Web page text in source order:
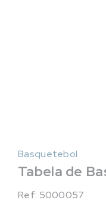
Basquetebol
Tabela de
Ref: 5000057